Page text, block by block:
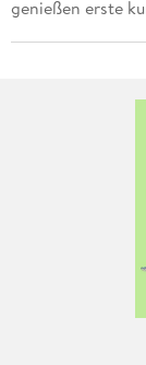
genießen erste